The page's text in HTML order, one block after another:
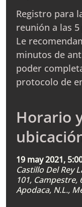
Registro para
reunión a las 5
Le
minutos de
poder
protocolo de
Horario
19 may 2021,
Castillo Del Rey
101, Campestre,
Apodaca, N.L.,